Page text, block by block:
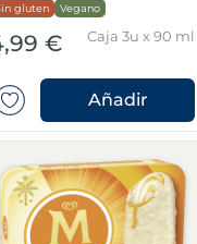
gluten Vegano
€ Caja 3u x 90 ml
Añadir